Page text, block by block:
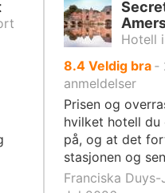
Hotell
8.4av
10,
Veldig bra ‐
anmeldelser
Prisen og
hvilket hotell du
på, og at det
stasjonen og
Franciska Duys-